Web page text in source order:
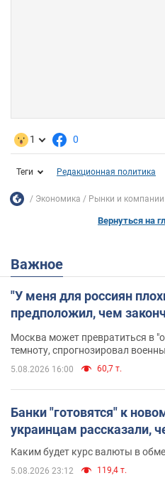
1 0
Теги Редакционная политика
Экономика Рынки и компании
Вернуться на
Важное
"У меня для россиян
предположил, чем
Москва может превратиться в
темноту, спрогнозировал
5.08.2026 16:00 60,7 т.
Банки "готовятся" к
украинцам рассказали,
Каким будет курс валюты в
5.08.2026 23:12 119,4 т.